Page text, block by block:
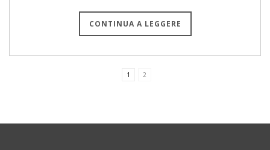
CONTINUA A LEGGERE
1 2